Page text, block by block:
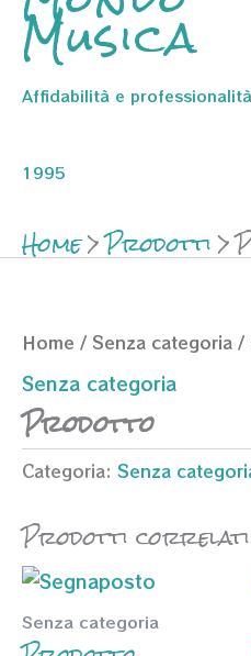
Musica
Affidabilità e
1995
Home Prodotti
Home / Senza categoria /
Senza categoria
Prodotto
Categoria: Senza
Prodotti correlati
Senza categoria